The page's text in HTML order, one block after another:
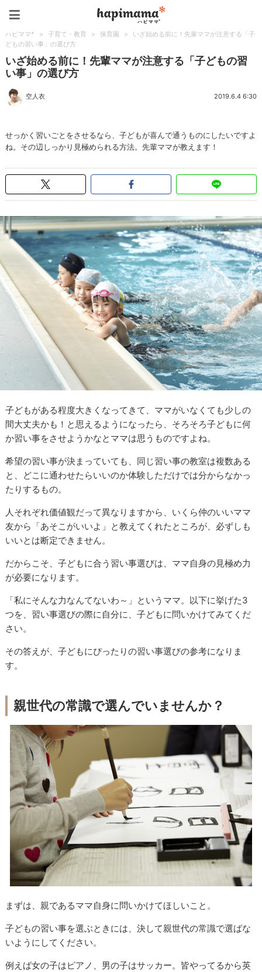
ハピママ* > 子育て・教育 > 保育園 >
いざ始める前に！先輩ママが注意する「子
どもの習い事」の選び方
いざ始める前に！先輩ママが注意する「子どもの習
い事」の選び方
空人衣 2019.6.4 6:30
せっかく習いごとをさせるなら、子どもが喜んで通うものにしたいですよ
ね。その辺しっかり見極められる方法。先輩ママが教えます！
子どもがある程度大きくなってきて、ママがいなくても少しの
間大丈夫かも！と思えるようになったら、そろそろ子どもに何
か習い事をさせようかなとママは思うものですよね。
希望の習い事が決まっていても、同じ習い事の教室は複数ある
と、どこに通わせたらいいのか体験しただけでは分からなかっ
たりするもの。
人それぞれ価値観だって異なりますから、いくら仲のいいママ
友から「あそこがいいよ」と教えてくれたところが、必ずしも
いいとは断定できません。
だからこそ、子どもに合う習い事選びは、ママ自身の見極め力
が必要になります。
「私にそんな力なんてないわ～」というママ。以下に挙げた3
つを、習い事選びの際に自分に、子どもに問いかけてみてくだ
さい。
その答えが、子どもにぴったりの習い事選びの参考になりま
す。
親世代の常識で選んでいませんか？
まずは、親であるママ自身に問いかけてほしいこと。
子どもの習い事を選ぶときには、決して親世代の常識で選ばな
いようにしてください。
例えば女の子はピアノ、男の子はサッカー。皆やってるから英